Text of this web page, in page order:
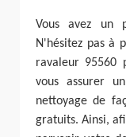
Vous avez un
N'hésitez pas à
ravaleur 95560
vous assurer
nettoyage de
gratuits. Ainsi,